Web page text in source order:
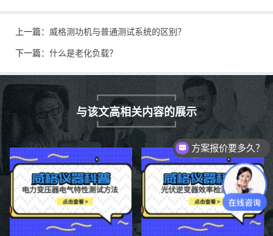
上一篇： 威格测功机与普通测试系统的区别？
下一篇： 什么是老化负载？
与该文高相关内容的展示
方案报价要多久？